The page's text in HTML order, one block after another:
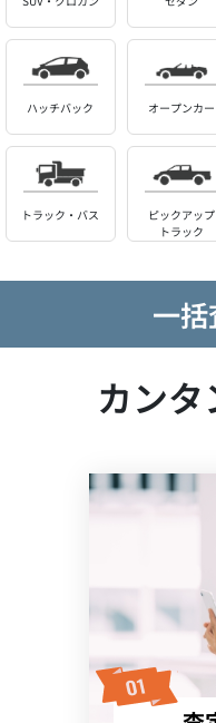
ハッチバック オープンカー
トラック・バス
ピックアップ
トラック
一
カン